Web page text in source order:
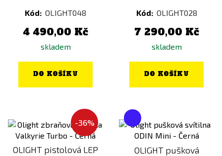
Kód: OLIGHT048
4 490,00 Kč
skladem
DO KOŠÍKU
Kód: OLIGHT028
7 290,00 Kč
skladem
DO KOŠÍKU
-36%
OLIGHT pistolová LEP
OLIGHT pušková